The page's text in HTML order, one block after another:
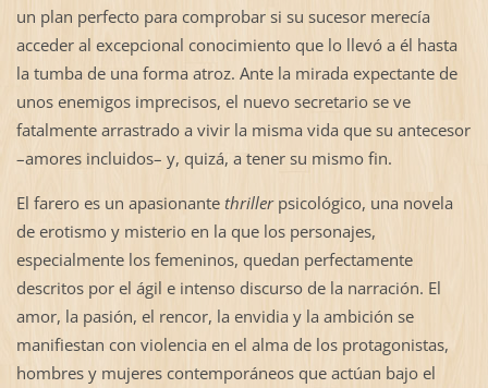
un plan perfecto para comprobar si su sucesor merecía
acceder al excepcional conocimiento que lo llevó a él hasta
la tumba de una forma atroz. Ante la mirada expectante de
unos enemigos imprecisos, el nuevo secretario se ve
fatalmente arrastrado a vivir la misma vida que su antecesor
–amores incluidos– y, quizá, a tener su mismo fin.
El farero es un apasionante thrillerpsicológico, una novela
de erotismo y misterio en la que los personajes,
especialmente los femeninos, quedan perfectamente
descritos por el ágil e intenso discurso de la narración. El
amor, la pasión, el rencor, la envidia y la ambición se
manifiestan con violencia en el alma de los protagonistas,
hombres y mujeres contemporáneos que actúan bajo el